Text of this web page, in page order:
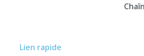
Lien rapide